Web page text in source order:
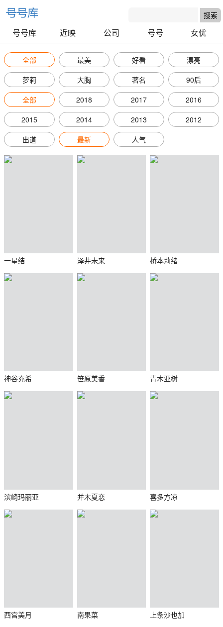
号号库 近映 公司 号号 女优
全部 最美 好看
漂亮
萝莉
大胸 著名
90后
全部
2018 2017
2016
2015
2014 2013
2012
出道
最新 人气
一星结 泽井未来 桥本莉绪
神谷充希 笹原美香 青木亚树
滨崎玛丽亚 并木夏恋 喜多方凉
西宫美月 南果菜 上条沙也加